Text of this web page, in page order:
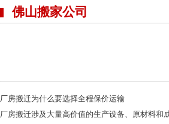
佛山搬家公司
厂房搬迁为什么要选择全程保价运输
厂房搬迁涉及大量高价值的生产设备、原材料